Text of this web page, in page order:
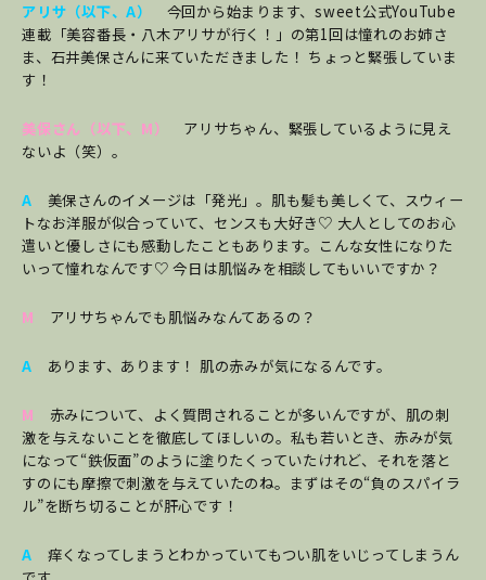
アリサ（以下、A）
今回から始まります、sweet公式YouTube
連載「美容番長・八木アリサが行く！」の第1回は憧れのお姉さ
ま、石井美保さんに来ていただきました！ ちょっと緊張していま
す！
美保さん（以下、M）
アリサちゃん、緊張しているように見え
ないよ（笑）。
A 美保さんのイメージは「発光」。肌も髪も美しくて、スウィー
トなお洋服が似合っていて、センスも大好き♡ 大人としてのお心
遣いと優しさにも感動したこともあります。こんな女性になりた
いって憧れなんです♡ 今日は肌悩みを相談してもいいですか？
M アリサちゃんでも肌悩みなんてあるの？
A あります、あります！ 肌の赤みが気になるんです。
M 赤みについて、よく質問されることが多いんですが、肌の刺
激を与えないことを徹底してほしいの。私も若いとき、赤みが気
になって“鉄仮面”のように塗りたくっていたけれど、それを落と
すのにも摩擦で刺激を与えていたのね。まずはその“負のスパイラ
ル”を断ち切ることが肝心です！
A 痒くなってしまうとわかっていてもつい肌をいじってしまうん